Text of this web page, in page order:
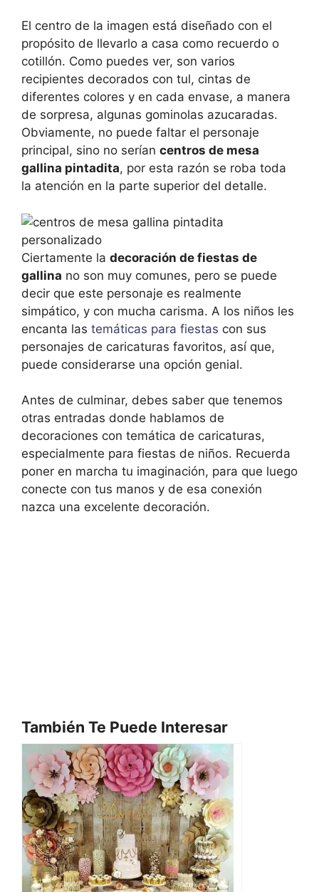
El centro de la imagen está diseñado con el
propósito de llevarlo a casa como recuerdo o
cotillón. Como puedes ver, son varios
recipientes decorados con tul, cintas de
diferentes colores y en cada envase, a manera
de sorpresa, algunas gominolas azucaradas.
Obviamente, no puede faltar el personaje
principal, sino no serían centros de mesa
gallina pintadita, por esta razón se roba toda
la atención en la parte superior del detalle.
Ciertamente la decoración de fiestas de
gallina no son muy comunes, pero se puede
decir que este personaje es realmente
simpático, y con mucha carisma. A los niños les
encanta las temáticas para fiestas con sus
personajes de caricaturas favoritos, así que,
puede considerarse una opción genial.
Antes de culminar, debes saber que tenemos
otras entradas donde hablamos de
decoraciones con temática de caricaturas,
especialmente para fiestas de niños. Recuerda
poner en marcha tu imaginación, para que luego
conecte con tus manos y de esa conexión
nazca una excelente decoración.
También Te Puede Interesar